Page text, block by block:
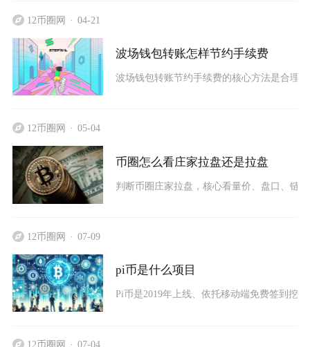
12币圈网 04-21
波场钱包转账怎样节约手续费
波场钱包转账节约手续费的核心方法是合理
12币圈网 05-04
币圈怎么看庄家拉盘还是拉盘
判断币圈庄家拉盘，核心看量价、盘口、链
12币圈网 07-09
pi币是什么项目
Pi币是2019年上线、依托移动端免费签到挖
12币圈网 07-04